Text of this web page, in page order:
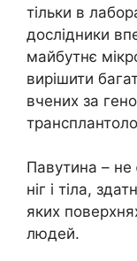
тільки в
дослідники
майбутнє
вирішити
вчених за
Павутина – не
ніг і тіла,
яких
людей.